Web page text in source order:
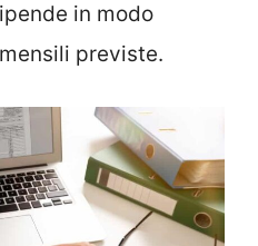
in modo
previste.